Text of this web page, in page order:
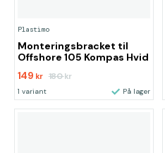
Plastimo
Monteringsbracket til
Offshore 105 Kompas Hvid
149 kr 180kr
1 variant På lager